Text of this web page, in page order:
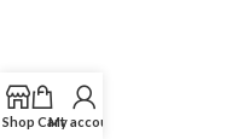
Shop Cart
My account